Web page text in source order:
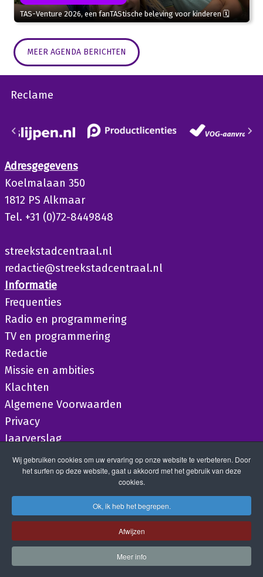
TAS-Venture 2026, een fanTAStische beleving voor kinderen 🗓
MEER AGENDA BERICHTEN
Reclame
Adresgegevens
Koelmalaan 350
1812 PS Alkmaar
Tel. +31 (0)72-8449848
streekstadcentraal.nl
redactie@streekstadcentraal.nl
Informatie
Frequenties
Radio en programmering
TV en programmering
Redactie
Missie en ambities
Klachten
Algemene Voorwaarden
Privacy
Jaarverslag
Wij gebruiken cookies om uw ervaring op onze website te verbeteren. Door
het surfen op deze website, gaat u akkoord met het gebruik van deze
cookies.
Ok, ik heb het begrepen.
Afwijzen
Meer info